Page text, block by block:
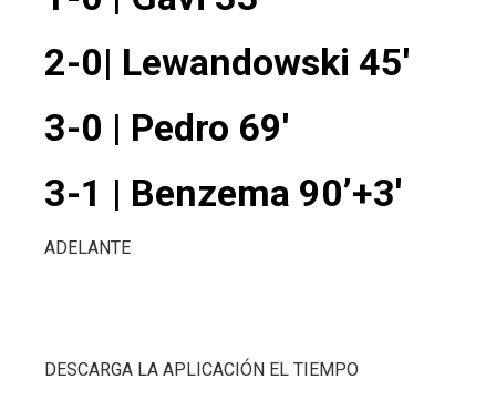
2-0| Lewandowski 45′
3-0 | Pedro 69′
3-1 | Benzema 90’+3′
ADELANTE
DESCARGA LA APLICACIÓN EL TIEMPO